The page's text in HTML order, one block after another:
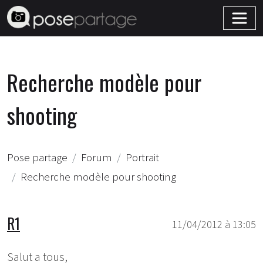
Recherche modèle pour
shooting
Pose partage Forum
Portrait
Recherche modèle pour shooting
11/04/2012 à 13:05
R1
Salut a tous,